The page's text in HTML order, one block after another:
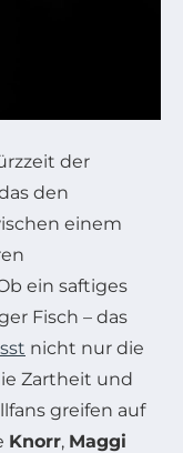
der
den
einem
ein saftiges
Fisch – das
nicht nur die
Zartheit und
greifen auf
Knorr, Maggi